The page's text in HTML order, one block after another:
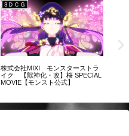
3ＤＣＧ
株式会社MIXI モンスターストラ
イク 【獣神化・改】桜 SPECIAL
MOVIE【モンスト公式】